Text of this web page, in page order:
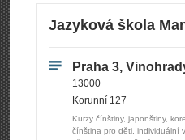
Jazyková škola
Praha 3,
13000
Korunní 127
Kurzy čínštiny, japonštiny,
čínština pro děti, individuální